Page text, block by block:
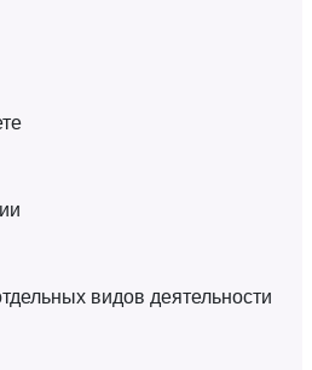
видов деятельности